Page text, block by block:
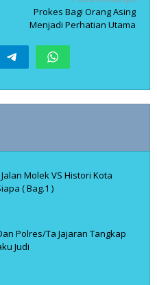
Prokes Bagi Orang Asing
Menjadi Perhatian Utama
Molek VS Histori Kota
( Bag.1 )
Polres/Ta Jajaran Tangkap
Judi